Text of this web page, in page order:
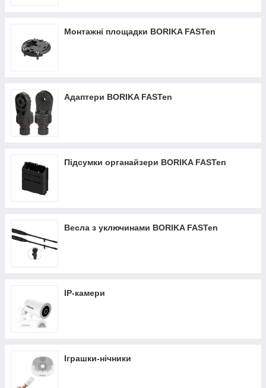
Монтажні площадки BORIKA FASTen
Адаптери BORIKA FASTen
Підсумки органайзери BORIKA FASTen
Весла з уключинами BORIKA FASTen
IP-камери
Іграшки-нічники